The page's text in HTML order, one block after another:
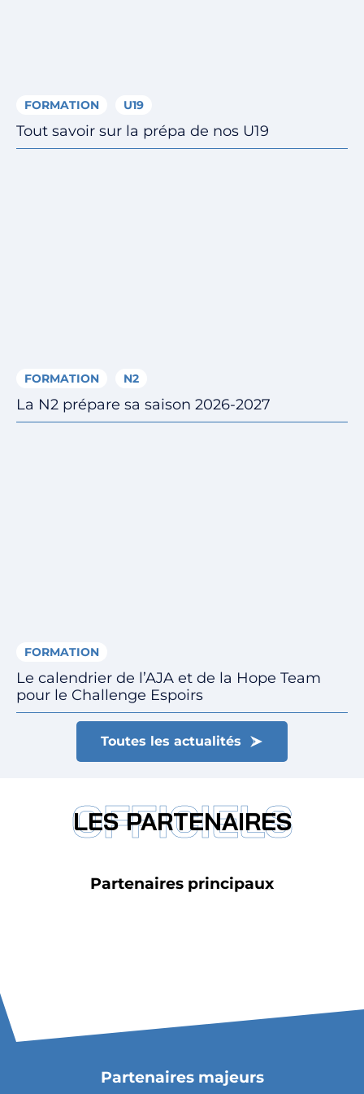
Toutes les actualités
FORMATION U19
Tout savoir sur la prépa de nos U19
FORMATION N2
La N2 prépare sa saison 2026-2027
FORMATION
Le calendrier de l’AJA et de la Hope Team
pour le Challenge Espoirs
OFFICIELS
LES PARTENAIRES
Partenaires principaux
Partenaires majeurs